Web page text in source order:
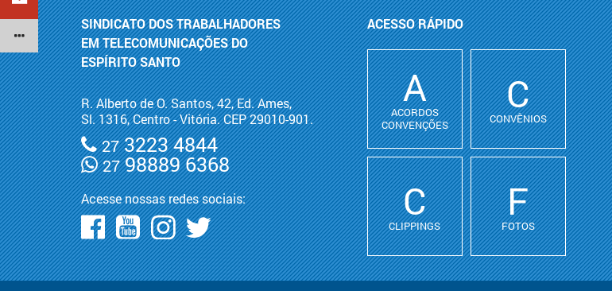
SINDICATO DOS TRABALHADORES
EM TELECOMUNICAÇÕES DO
ESPÍRITO SANTO
R. Alberto de O. Santos, 42, Ed. Ames,
Sl. 1316, Centro - Vitória. CEP 29010-901.
273223 4844
2798889 6368
Acesse nossas redes sociais:
ACESSO RÁPIDO
A
ACORDOS
CONVENÇÕES
C
CONVÊNIOS
C
CLIPPINGS
F
FOTOS